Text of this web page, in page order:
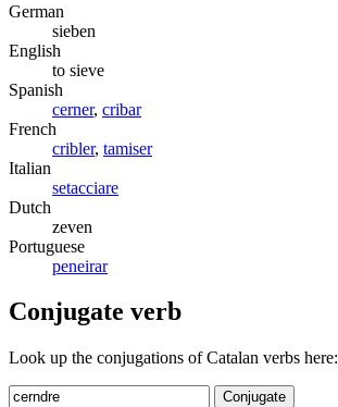
German
sieben
English
to sieve
Spanish
cerner, cribar
French
cribler, tamiser
Italian
setacciare
Dutch
zeven
Portuguese
peneirar
Conjugate verb
Look up the conjugations of Catalan verbs here:
Conjugate